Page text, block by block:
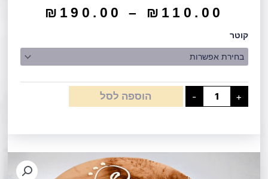
₪ 110.00
–
₪ 190.00
קוטר
-
עוגת
מקופלת
+ הוספה לסל